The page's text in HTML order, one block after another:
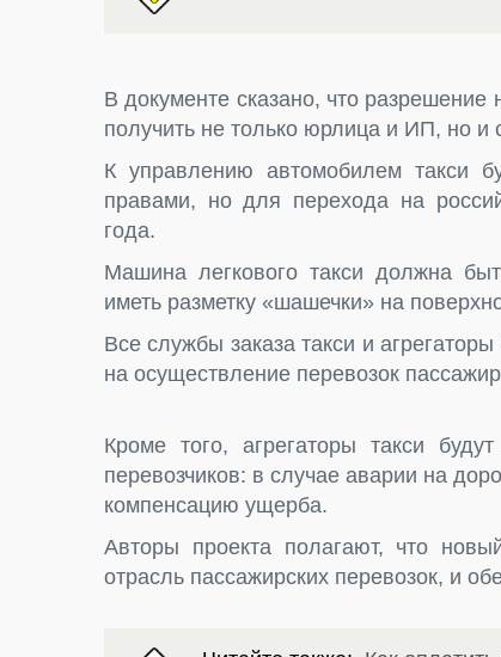
В документе сказано, что разрешение
получить не только юрлица и ИП, но и
К управлению автомобилем такси
правами, но для перехода на
года.
Машина легкового такси должна
иметь разметку «шашечки» на
Все службы заказа такси и
на осуществление перевозок
Кроме того, агрегаторы такси
перевозчиков: в случае аварии на
компенсацию ущерба.
Авторы проекта полагают, что
отрасль пассажирских перевозок, и